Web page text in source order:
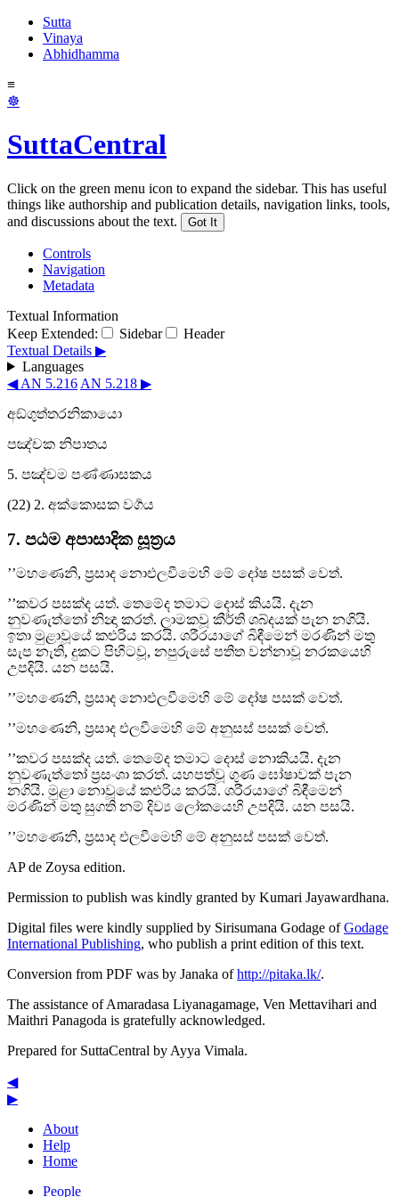
Sutta
Vinaya
Abhidhamma
≡
☸
SuttaCentral
Click on the green menu icon to expand the sidebar. This has useful
things like authorship and publication details, navigation links, tools,
and discussions about the text.
Got It
Controls
Navigation
Metadata
Textual Information
Keep Extended:
Sidebar
Header
Textual Details ▶
Languages
◀ AN 5.216 AN 5.218 ▶
අඞ්ගුත්තරනිකායො
පඤ්චක නිපාතය
5. පඤ්චම පණ්ණාසකය
(22) 2. අක්කොසක වර්‍ගය
7. පඨම අපාසාදික සූත්‍රය
’’මහණෙනි, ප්‍රසාද නොඑලවීමෙහි මේ දෝෂ පසක් වෙත්.
’’කවර පසක්ද යත්. තෙමේද තමාට දොස් කියයි. දැන
නුවණැත්තෝ නින්‍දා කරත්. ලාමකවූ කීර්ති ශබ්දයක් පැන නගියි.
ඉතා මුළාවූයේ කළුරිය කරයි. ශරීරයාගේ බිඳීමෙන් මරණින් මතු
සැප නැති, දුකට පිහිටවූ, නපුරුසේ පතිත වන්නාවූ නරකයෙහි
උපදියි. යන පසයි.
’’මහණෙනි, ප්‍රසාද නොඑලවීමෙහි මේ දෝෂ පසක් වෙත්.
’’මහණෙනි, ප්‍රසාද එලවීමෙහි මේ අනුසස් පසක් වෙත්.
’’කවර පසක්ද යත්. තෙමේද තමාට දොස් නොකියයි. දැන
නුවණැත්තෝ ප්‍රසංශා කරත්. යහපත්වූ ගුණ ඝෝෂාවක් පැන
නගියි. මුළා නොවූයේ කළුරිය කරයි. ශරීරයාගේ බිඳීමෙන්
මරණින් මතු සුගති නම් දිව්‍ය ලෝකයෙහි උපදියි. යන පසයි.
’’මහණෙනි, ප්‍රසාද එලවීමෙහි මේ අනුසස් පසක් වෙත්.
AP de Zoysa edition.
Permission to publish was kindly granted by Kumari Jayawardhana.
Digital files were kindly supplied by Sirisumana Godage ofGodage
International Publishing, who publish a print edition of this text.
Conversion from PDF was by Janaka ofhttp://pitaka.lk/.
The assistance of Amaradasa Liyanagamage, Ven Mettavihari and
Maithri Panagoda is gratefully acknowledged.
Prepared for SuttaCentral by Ayya Vimala.
◀
▶
About
Help
Home
People